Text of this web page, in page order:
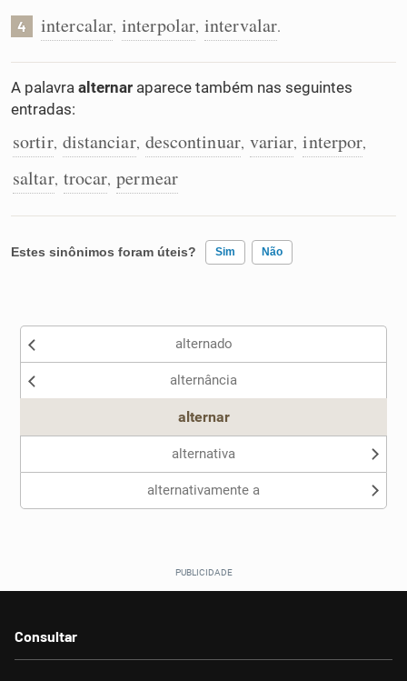
4 intercalar, interpolar, intervalar.
A palavra alternar aparece também nas seguintes
entradas:
sortir, distanciar, descontinuar, variar, interpor,
saltar, trocar, permear
Estes sinônimos foram úteis? Sim Não
Nenhum dos sinônimos apresentados me ajudou
alternado
alternância
alternar
alternativa
alternativamente a
Consultar